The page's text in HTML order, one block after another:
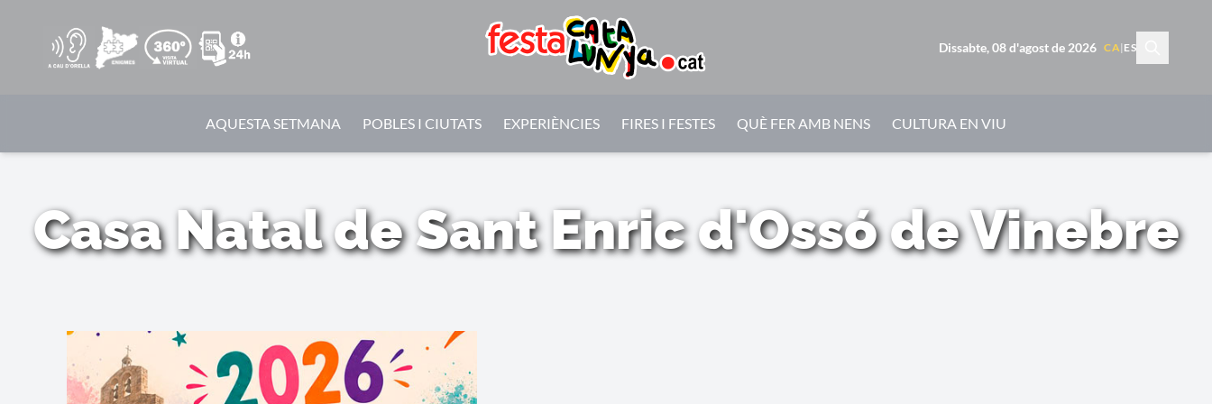
Dissabte, 08 d'agost de 2026 CA| ES
AQUESTA SETMANA POBLES I CIUTATS EXPERIÈNCIES FIRES I FESTES QUÈ FER AMB NENS CULTURA EN VIU
Casa Natal de Sant Enric d'Ossó de Vinebre